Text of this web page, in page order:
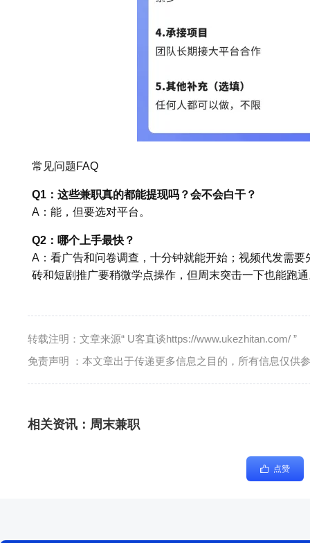
常见问题FAQ
Q1：这些兼职真的都能提现吗？会不会白干？
A：能，但要选对平台。
Q2：哪个上手最快？
A：看广告和问卷调查，十分钟就能开始；视频代发需
砖和短剧推广要稍微学点操作，但周末突击一下也能跑
转载注明：文章来源“ U客直谈https://www.ukezhitan.com/ ”
免责声明 ：本文章出于传递更多信息之目的，所有信息仅供
相关资讯： 周末兼职
点赞